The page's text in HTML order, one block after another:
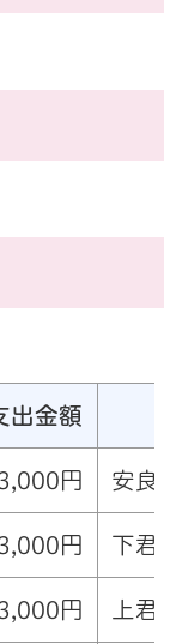
出金額
3,000円 安良
3,000円 下君
3,000円 上君